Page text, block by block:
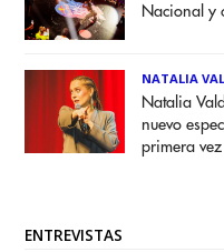
Nacional y
NATALIA
Natalia
nuevo
primera vez
ENTREVISTAS